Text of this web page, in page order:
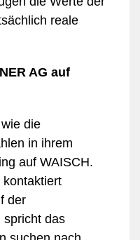
reale
AG auf
die
in ihrem
auf WAISCH.
der
spricht das